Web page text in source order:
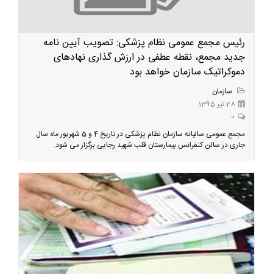
رئیس مجمع عمومی نظام پزشکی: تصویب آیین نامه
جدید مجمع، نقطه عطفی در ارزش گذاری نهادهای
دموکراتیک سازمان خواهد بود
سازمان
28 تیر 1395
0
مجمع عمومی سالیانه سازمان نظام پزشکی در تاریخ 4 و 5 شهریور ماه سال
جاری در سالن کنفرانس بیمارستان قلب شهید رجایی برگزار می شود.